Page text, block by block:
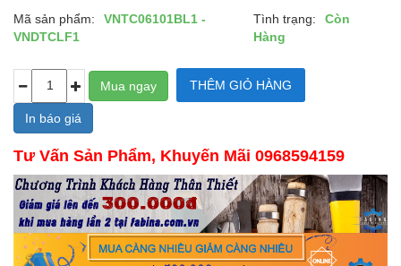
Mã sản phẩm:
VNTC06101BL1 -
VNDTCLF1
Tình trạng:
Còn
Hàng
In báo giá
Tư Vấn Sản Phẩm, Khuyến Mãi 0968594159